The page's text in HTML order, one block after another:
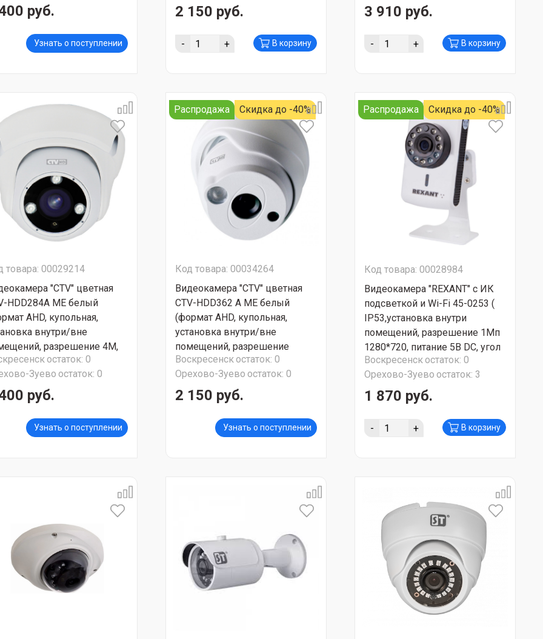
руб.
Узнать о поступлении
АКЦИЯ!!!
2 150 руб.
- + В корзину
3 910 руб.
- + В корзину
товара: 00029214
"CTV" цветная
HDD284A ME белый
AHD, купольная,
внутри/вне
разрешение 4М,
до 30м ) СТОП
остаток: 0
Зуево остаток: 0
руб.
Узнать о поступлении
Распродажа Скидка до -40%
Код товара: 00034264
Видеокамера "CTV" цветная
CTV-HDD362 A ME белый
(формат AHD, купольная,
установка внутри/вне
помещений, разрешение
1080p (Full HD), ИК подсветка
20м) СУПЕР АКЦИЯ!!!
Воскресенскостаток: 0
Орехово-Зуево остаток: 0
2 150 руб.
Узнать о поступлении
Распродажа Скидка до -40%
Код товара: 00028984
Видеокамера "REXANT" с ИК
подсветкой и Wi-Fi 45-0253 (
IP53,установка внутри
помещений, разрешение 1Мп
1280*720, питание 5В DC, угол
обзора 70°, ИК-подсветка до
15 м) СУПЕР АКЦИЯ!!!
Воскресенскостаток: 0
Орехово-Зуево остаток: 3
1 870 руб.
- + В корзину